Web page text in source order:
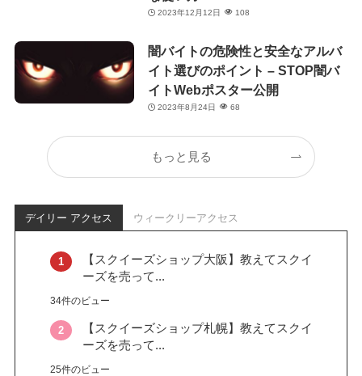
2023年12月12日 108
闇バイトの危険性と安全なアルバ
イト選びのポイント – STOP闇バ
イトWebポスター公開
2023年8月24日 68
もっと見る
デイリー アクセス ウィークリーアクセス
【スクイーズショップ大阪】教えてスクイ
ーズを売って...
34件のビュー
【スクイーズショップ札幌】教えてスクイ
ーズを売って...
25件のビュー